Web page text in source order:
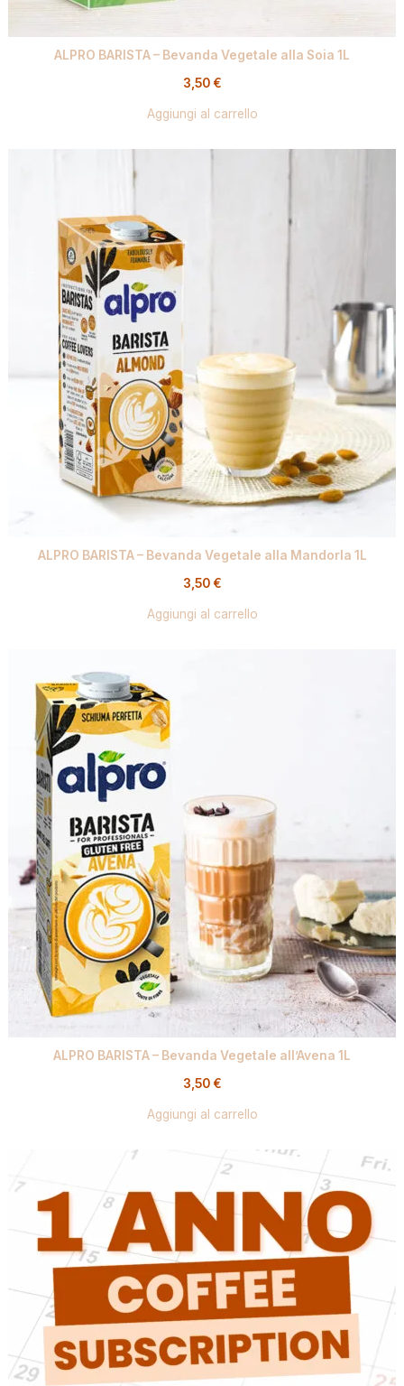
ALPRO BARISTA – Bevanda Vegetale alla Soia 1L
3,50 €
Aggiungi al carrello
ALPRO BARISTA – Bevanda Vegetale alla Mandorla 1L
3,50 €
Aggiungi al carrello
ALPRO BARISTA – Bevanda Vegetale all’Avena 1L
3,50 €
Aggiungi al carrello